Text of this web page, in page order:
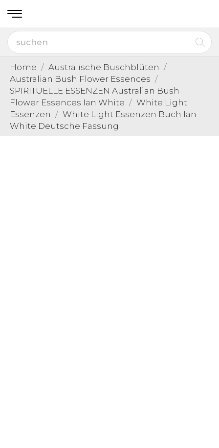
Home
Australische Buschblüten
Australian Bush Flower Essences
SPIRITUELLE ESSENZEN Australian Bush
Flower Essences Ian White
White Light
Essenzen
White Light Essenzen Buch Ian
White Deutsche Fassung